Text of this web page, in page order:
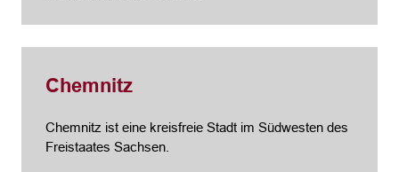
Chemnitz
Chemnitz ist eine kreisfreie Stadt im Südwesten des
Freistaates Sachsen.